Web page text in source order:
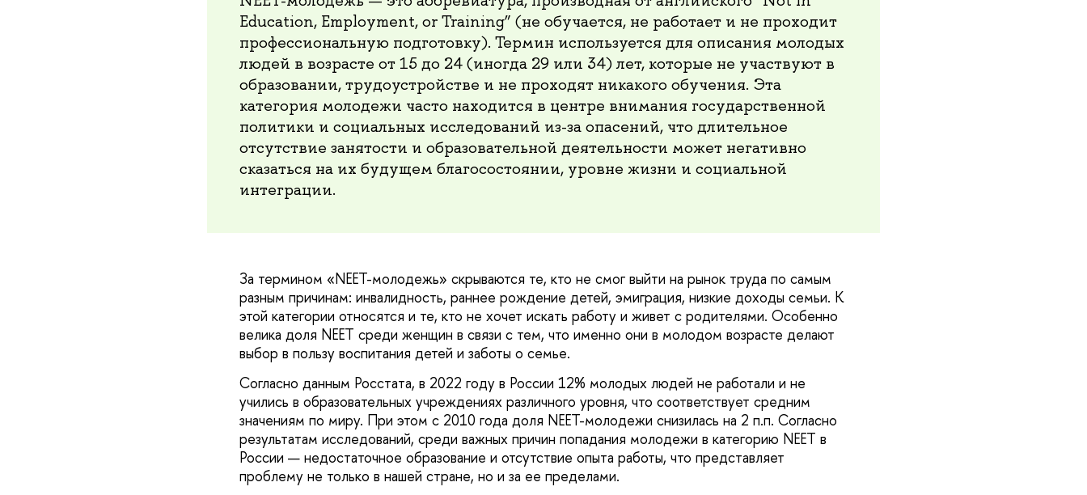
Education, Employment, or Training” (не обучается, не работает и не проходит
профессиональную подготовку). Термин используется для описания молодых
людей в возрасте от 15 до 24 (иногда 29 или 34) лет, которые не участвуют в
образовании, трудоустройстве и не проходят никакого обучения. Эта
категория молодежи часто находится в центре внимания государственной
политики и социальных исследований из-за опасений, что длительное
отсутствие занятости и образовательной деятельности может негативно
сказаться на их будущем благосостоянии, уровне жизни и социальной
интеграции.
За термином «NEET-молодежь» скрываются те, кто не смог выйти на рынок труда по самым
разным причинам: инвалидность, раннее рождение детей, эмиграция, низкие доходы семьи. К
этой категории относятся и те, кто не хочет искать работу и живет с родителями. Особенно
велика доля NEET среди женщин в связи с тем, что именно они в молодом возрасте делают
выбор в пользу воспитания детей и заботы о семье.
Согласно данным Росстата, в 2022 году в России 12% молодых людей не работали и не
учились в образовательных учреждениях различного уровня, что соответствует средним
значениям по миру. При этом с 2010 года доля NEET-молодежи снизилась на 2 п.п. Согласно
результатам исследований, среди важных причин попадания молодежи в категорию NEET в
России — недостаточное образование и отсутствие опыта работы, что представляет
проблему не только в нашей стране, но и за ее пределами.